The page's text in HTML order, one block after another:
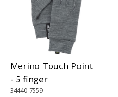
Merino Touch Point
- 5 finger
34440-7559